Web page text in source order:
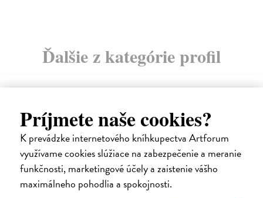
Príjmete naše cookies?
K prevádzke internetového kníhkupectva Artforum
využívame cookies slúžiace na zabezpečenie a meranie
funkčnosti, marketingové účely a zaistenie vášho
maximálneho pohodlia a spokojnosti.
Ďalšie z kategórie profil
na sklade